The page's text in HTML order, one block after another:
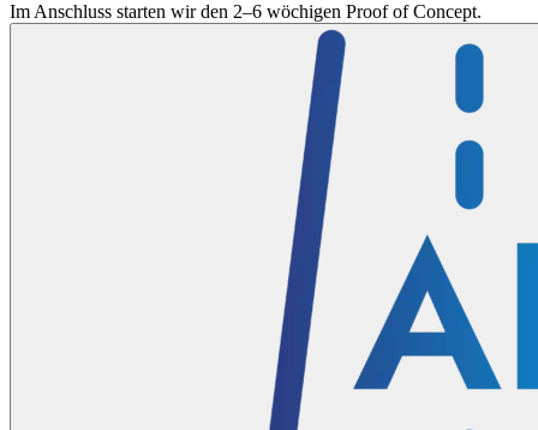
Im Anschluss starten wir den 2–6 wöchigen Proof of Concept.